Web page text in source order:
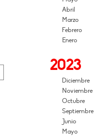
Abril
Marzo
Febrero
Enero
2023
Diciembre
Noviembre
Octubre
Septiembre
Junio
Mayo